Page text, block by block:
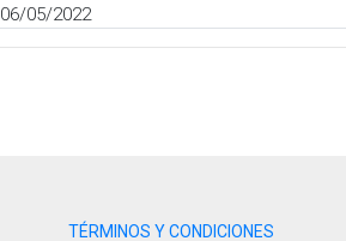
06/05/2022
TÉRMINOS Y CONDICIONES